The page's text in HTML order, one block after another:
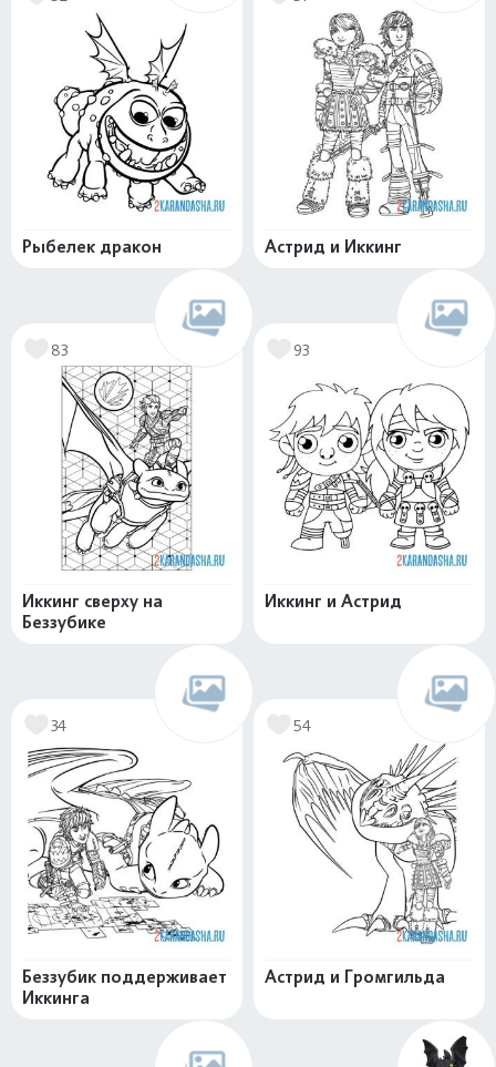
Рыбелек дракон Астрид и Иккинг
83
Иккинг сверху на
Беззубике
93
Иккинг и Астрид
34
Беззубик поддерживает
Иккинга
54
Астрид и Громгильда